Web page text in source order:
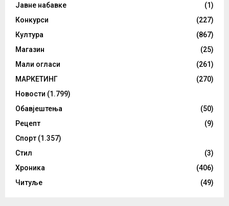
Јавне набавке
(1)
Конкурси
(227)
Култура
(867)
Магазин
(25)
Мали огласи
(261)
МАРКЕТИНГ
(270)
Новости (1.799)
Обавјештења
(50)
Рецепт
(9)
Спорт (1.357)
Стил
(3)
Хроника
(406)
Читуље
(49)